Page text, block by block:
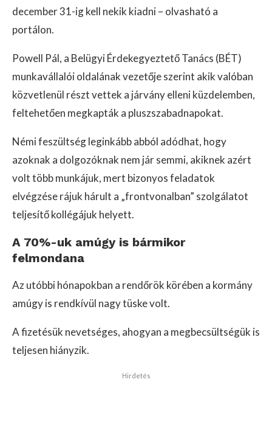
december 31-ig kell nekik kiadni – olvasható a
portálon.
Powell Pál, a Belügyi Érdekegyeztető Tanács (BÉT)
munkavállalói oldalának vezetője szerint akik valóban
közvetlenül részt vettek a járvány elleni küzdelemben,
feltehetően megkapták a pluszszabadnapokat.
Némi feszültség leginkább abból adódhat, hogy
azoknak a dolgozóknak nem jár semmi, akiknek azért
volt több munkájuk, mert bizonyos feladatok
elvégzése rájuk hárult a „frontvonalban” szolgálatot
teljesítő kollégájuk helyett.
A 70%-uk amúgy is bármikor
felmondana
Az utóbbi hónapokban a rendőrök körében a kormány
amúgy is rendkívül nagy tüske volt.
A fizetésük nevetséges, ahogyan a megbecsültségük is
teljesen hiányzik.
Hirdetés